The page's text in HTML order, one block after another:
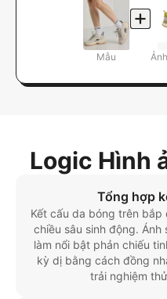
Mẫu
Logic Hình
Tổng hợp
Kết cấu da bóng trên
chiều sâu sinh động.
làm nổi bật phản chiếu
kỳ dị bằng cách đồng
trải nghiệm